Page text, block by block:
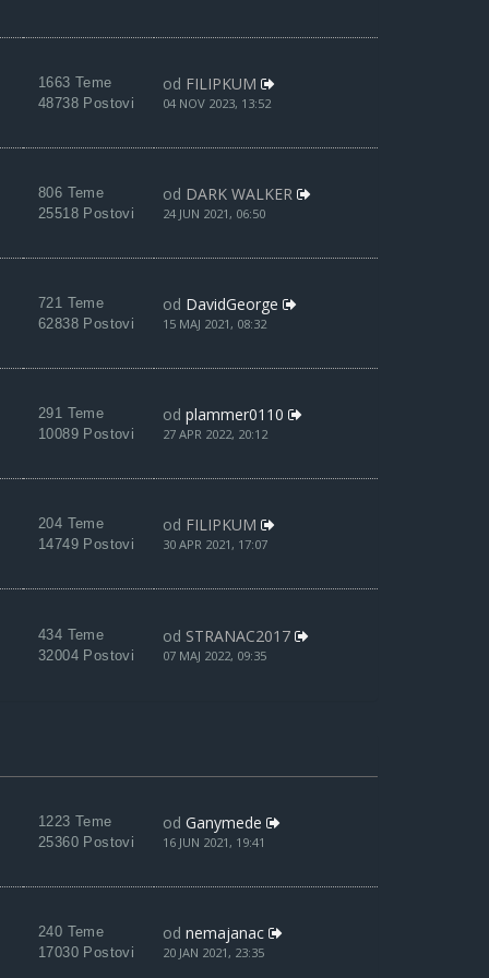
1663 Teme
48738 Postovi
od FILIPKUM
04 NOV 2023, 13:52
806 Teme
25518 Postovi
od DARK WALKER
24 JUN 2021, 06:50
721 Teme
62838 Postovi
od DavidGeorge
15 MAJ 2021, 08:32
291 Teme
10089 Postovi
od plammer0110
27 APR 2022, 20:12
204 Teme
14749 Postovi
od FILIPKUM
30 APR 2021, 17:07
434 Teme
32004 Postovi
od STRANAC2017
07 MAJ 2022, 09:35
1223 Teme
25360 Postovi
od Ganymede
16 JUN 2021, 19:41
240 Teme
17030 Postovi
od nemajanac
20 JAN 2021, 23:35